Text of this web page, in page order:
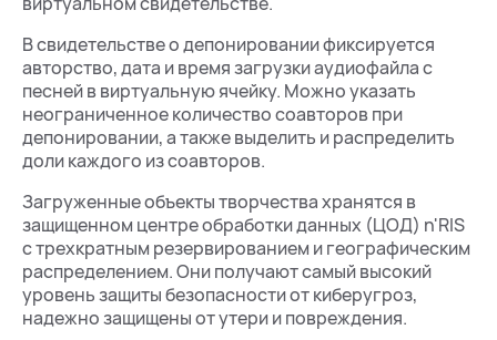
В свидетельстве о депонировании фиксируется
авторство, дата и время загрузки аудиофайла с
песней в виртуальную ячейку. Можно указать
неограниченное количество соавторов при
депонировании, а также выделить и распределить
доли каждого из соавторов.
Загруженные объекты творчества хранятся в
защищенном центре обработки данных (ЦОД) n'RIS
с трехкратным резервированием и географическим
распределением. Они получают самый высокий
уровень защиты безопасности от киберугроз,
надежно защищены от утери и повреждения.